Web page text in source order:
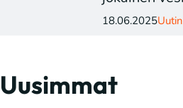
18.06.2025
Uusimmat